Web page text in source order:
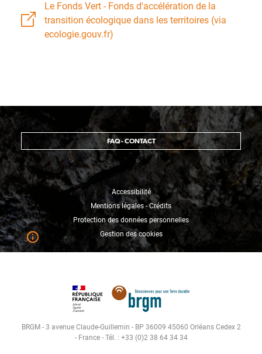
Le Fonds Vert - Fonds d'accélération de la
transition écologique dans les territoires (via
ecologie.gouv.fr)
FAQ - CONTACT
Accessibilité
Mentions légales - Crédits
Protection des données personnelles
Gestion des cookies
BRGM - 3 avenue Claude-Guillemin - BP 36009 45060 Orléans Cedex 2
- France - Tél. : +33 (0)2 38 64 34 34